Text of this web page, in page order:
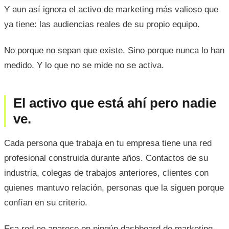
Y aun así ignora el activo de marketing más valioso que
ya tiene: las audiencias reales de su propio equipo.
No porque no sepan que existe. Sino porque nunca lo han
medido. Y lo que no se mide no se activa.
El activo que está ahí pero nadie
ve.
Cada persona que trabaja en tu empresa tiene una red
profesional construida durante años. Contactos de su
industria, colegas de trabajos anteriores, clientes con
quienes mantuvo relación, personas que la siguen porque
confían en su criterio.